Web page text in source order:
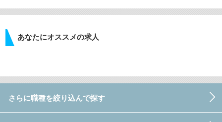
あなたにオススメの求人
さらに職種を絞り込んで探す